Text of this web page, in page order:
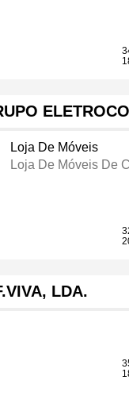
Loja De Móveis
Loja De Móveis De
LDA.